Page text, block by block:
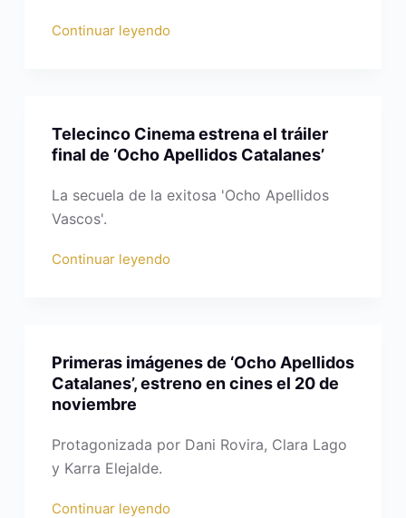
Continuar leyendo
Telecinco Cinema estrena el tráiler
final de ‘Ocho Apellidos Catalanes’
La secuela de la exitosa 'Ocho Apellidos
Vascos'.
Continuar leyendo
Primeras imágenes de ‘Ocho Apellidos
Catalanes’, estreno en cines el 20 de
noviembre
Protagonizada por Dani Rovira, Clara Lago
y Karra Elejalde.
Continuar leyendo